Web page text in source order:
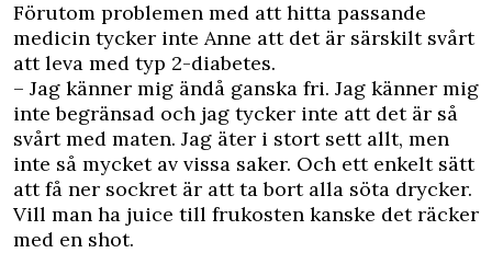
Förutom problemen med att hitta passande
medicin tycker inte Anne att det är särskilt svårt
att leva med typ 2-diabetes.
– Jag känner mig ändå ganska fri. Jag känner mig
inte begränsad och jag tycker inte att det är så
svårt med maten. Jag äter i stort sett allt, men
inte så mycket av vissa saker. Och ett enkelt sätt
att få ner sockret är att ta bort alla söta drycker.
Vill man ha juice till frukosten kanske det räcker
med en shot.